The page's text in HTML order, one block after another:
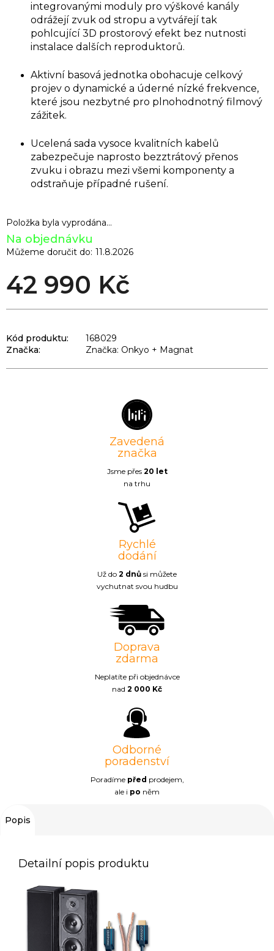
Na objednávku
Můžeme doručit do: 11.8.2026
42 990 Kč
Položka byla vyprodána…
integrovanými moduly pro výškové kanály
odrážejí zvuk od stropu a vytvářejí tak
pohlcující 3D prostorový efekt bez nutnosti
instalace dalších reproduktorů.
Aktivní basová jednotka obohacuje celkový
projev o dynamické a úderné nízké frekvence,
které jsou nezbytné pro plnohodnotný filmový
zážitek.
Ucelená sada vysoce kvalitních kabelů
zabezpečuje naprosto bezztrátový přenos
zvuku i obrazu mezi všemi komponenty a
odstraňuje případné rušení.
Kód produktu:
168029
Značka:
Značka: Onkyo + Magnat
Zavedená
značka
Jsme přes 20 let
na trhu
Rychlé
dodání
Už do 2 dnů si můžete
vychutnat svou hudbu
Doprava
zdarma
Neplatíte při objednávce
nad 2 000 Kč
Odborné
poradenství
Poradíme před prodejem,
ale i po něm
Popis
Detailní popis produktu